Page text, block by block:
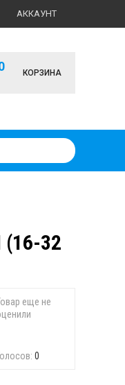
АККАУНТ
КОРЗИНА
32
еще не
0